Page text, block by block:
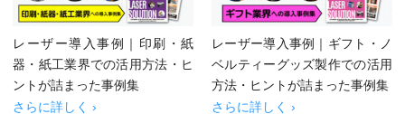
レーザー導入事例｜印刷・紙
器・紙工業界での活用方法・ヒ
ントが詰まった事例集
さらに詳しく ›
レーザー導入事例｜ギフト・ノ
ベルティーグッズ製作での活用
方法・ヒントが詰まった事例集
さらに詳しく ›